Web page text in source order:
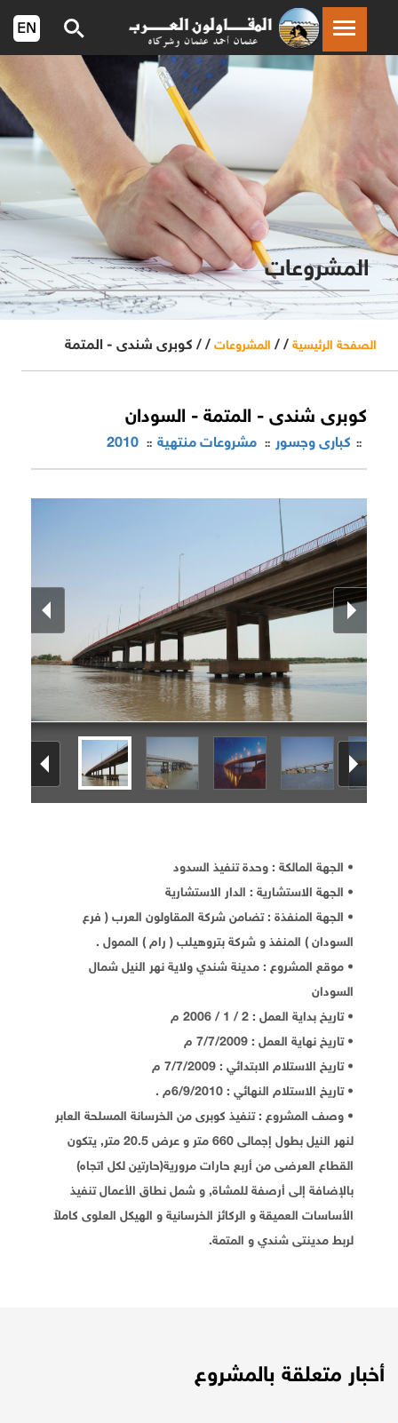
المشروعات
الصفحة الرئيسية / / المشروعات / / كوبرى شندى - المتمة
كوبرى شندى - المتمة - السودان
2010:: مشروعات منتهية:: كبارى وجسور ::
• الجهة المالكة : وحدة تنفيذ السدود
• الجهة الاستشارية : الدار الاستشارية
• الجهة المنفذة : تضامن شركة المقاولون العرب ( فرع
السودان ) المنفذ و شركة بتروهيلب ( رام ) الممول .
• موقع المشروع : مدينة شندي ولاية نهر النيل شمال
السودان
• تاريخ بداية العمل : 2 / 1 / 2006 م
• تاريخ نهاية العمل : 7/7/2009 م
• تاريخ الاستلام الابتدائي : 7/7/2009 م
• تاريخ الاستلام النهائي : 6/9/2010م .
• وصف المشروع : تنفيذ كوبرى من الخرسانة المسلحة العابر
لنهر النيل بطول إجمالى 660 متر و عرض 20.5 متر, يتكون
القطاع العرضى من أربع حارات مرورية(حارتين لكل اتجاه)
بالإضافة إلى أرصفة للمشاة, و شمل نطاق الأعمال تنفيذ
الأساسات العميقة و الركائز الخرسانية و الهيكل العلوى كاملاً
لربط مدينتى شندي و المتمة.
أخبار متعلقة بالمشروع